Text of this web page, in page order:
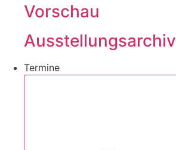
Vorschau
Ausstellungsarchiv
Termine